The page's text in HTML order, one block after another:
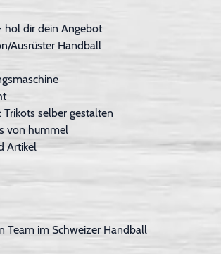
hol dir dein Angebot
Ausrüster Handball
selber gestalten
von hummel
Artikel
Team im Schweizer Handball